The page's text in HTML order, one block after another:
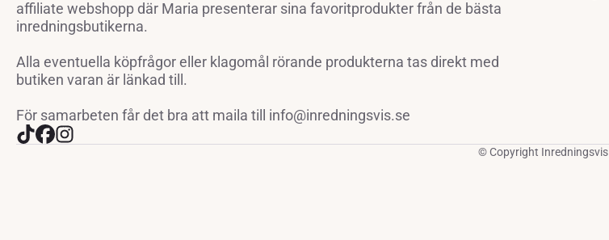
affiliate webshopp där Maria presenterar sina favoritprodukter från de bästa
inredningsbutikerna.
Alla eventuella köpfrågor eller klagomål rörande produkterna tas direkt med
butiken varan är länkad till.
För samarbeten får det bra att maila till info@inredningsvis.se
© Copyright Inredningsvis